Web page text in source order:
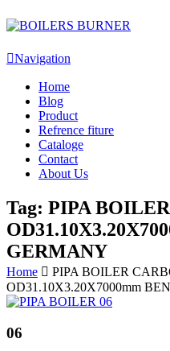
Navigation
Home
Blog
Product
Refrence fiture
Cataloge
Contact
About Us
Tag: PIPA
GERMANY
Home
PIPA BOILER
OD31.10X3.20X7000mm
06